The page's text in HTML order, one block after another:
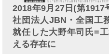
2018年9月27日(第1917
社団法人JBN・全国工
就任した大野年司氏=
える存在に